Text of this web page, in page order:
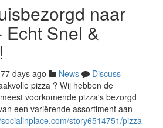
naar
Echt Snel &
days ago News
Discuss
pizza ? Wij hebben de
voorkomende pizza's bezorgd
een variërende assortiment aan
story6514751/pizza-